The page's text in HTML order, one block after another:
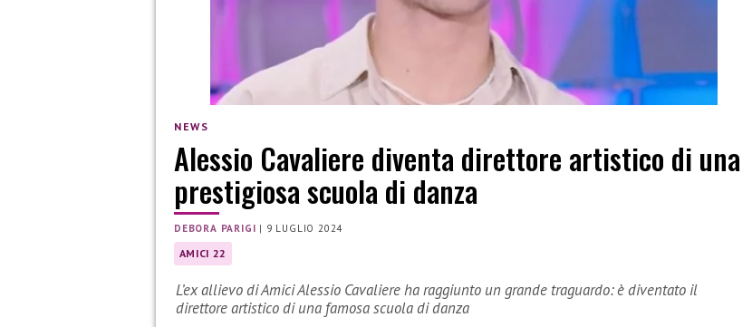
NEWS
Alessio Cavaliere diventa direttore artistico di una
prestigiosa scuola di danza
DEBORA PARIGI | 9 LUGLIO 2024
AMICI 22
L’ex allievo di Amici Alessio Cavaliere ha raggiunto un grande traguardo: è diventato il
direttore artistico di una famosa scuola di danza